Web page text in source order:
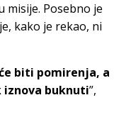
misije. Posebno je
kako je rekao, ni
biti pomirenja, a
iznova buknuti”,